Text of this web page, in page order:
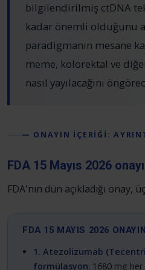
bilgilendirilmiş ctDNA
kadar önemli olduğunu
paradigmanın mesane
meme, kolorektal ve
nasıl yayılacağını
— ONAYIN İÇERİĞİ:
FDA 15 Mayıs 2026
FDA'nın dün açıkladığı onay,
FDA 15 MAYIS 2026
1. Atezolizumab
formülasyon: 1680 mg